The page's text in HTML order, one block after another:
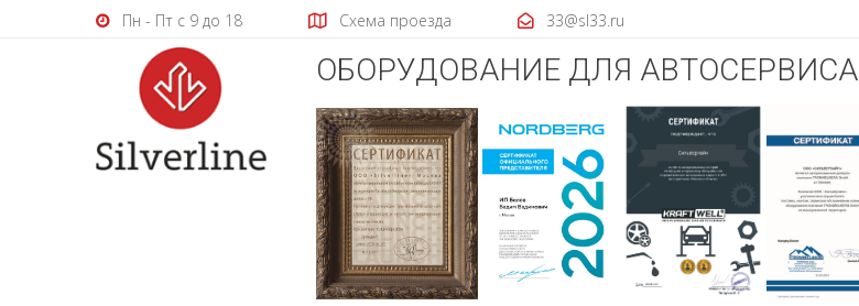
Пн - Пт с 9 до 18 Схема проезда 33@sl33.ru
ОБОРУДОВАНИЕ ДЛЯ АВТОСЕРВИСА